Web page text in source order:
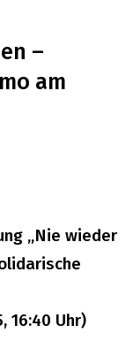
–
am
„Nie wieder
16:40 Uhr)